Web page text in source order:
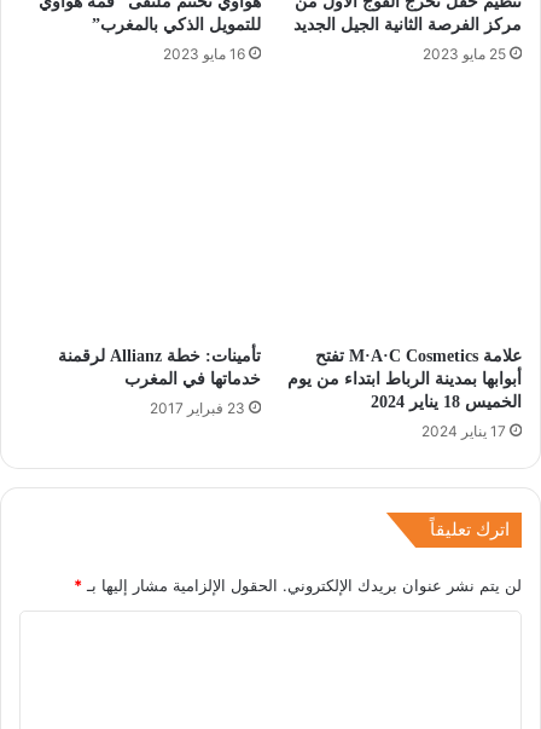
مركز الفرصة الثانية الجيل الجديد
25 مايو 2023
للتمويل الذكي بالمغرب”
16 مايو 2023
علامة M·A·C Cosmetics تفتح
أبوابها بمدينة الرباط ابتداء من يوم
الخميس 18 يناير 2024
17 يناير 2024
تأمينات: خطة Allianz لرقمنة
خدماتها في المغرب
23 فبراير 2017
اترك تعليقاً
لن يتم نشر عنوان بريدك الإلكتروني. الحقول الإلزامية مشار إليها بـ *